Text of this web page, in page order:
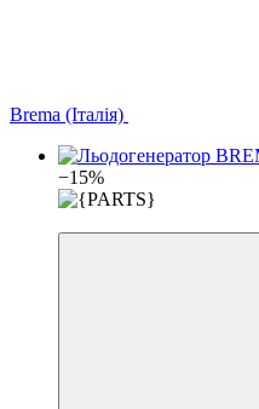
Brema (Італія)
−15%